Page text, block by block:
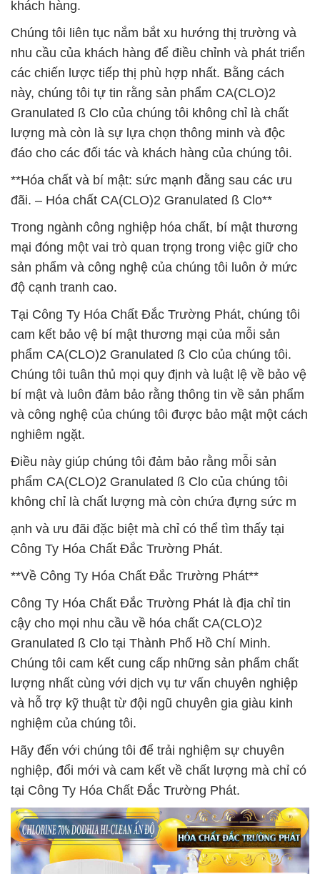
khách hàng.
Chúng tôi liên tục nắm bắt xu hướng thị trường và
nhu cầu của khách hàng để điều chỉnh và phát triển
các chiến lược tiếp thị phù hợp nhất. Bằng cách
này, chúng tôi tự tin rằng sản phẩm CA(CLO)2
Granulated ß Clo của chúng tôi không chỉ là chất
lượng mà còn là sự lựa chọn thông minh và độc
đáo cho các đối tác và khách hàng của chúng tôi.
**Hóa chất và bí mật: sức mạnh đằng sau các ưu
đãi. – Hóa chất CA(CLO)2 Granulated ß Clo**
Trong ngành công nghiệp hóa chất, bí mật thương
mại đóng một vai trò quan trọng trong việc giữ cho
sản phẩm và công nghệ của chúng tôi luôn ở mức
độ cạnh tranh cao.
Tại Công Ty Hóa Chất Đắc Trường Phát, chúng tôi
cam kết bảo vệ bí mật thương mại của mỗi sản
phẩm CA(CLO)2 Granulated ß Clo của chúng tôi.
Chúng tôi tuân thủ mọi quy định và luật lệ về bảo vệ
bí mật và luôn đảm bảo rằng thông tin về sản phẩm
và công nghệ của chúng tôi được bảo mật một cách
nghiêm ngặt.
Điều này giúp chúng tôi đảm bảo rằng mỗi sản
phẩm CA(CLO)2 Granulated ß Clo của chúng tôi
không chỉ là chất lượng mà còn chứa đựng sức m
ạnh và ưu đãi đặc biệt mà chỉ có thể tìm thấy tại
Công Ty Hóa Chất Đắc Trường Phát.
**Về Công Ty Hóa Chất Đắc Trường Phát**
Công Ty Hóa Chất Đắc Trường Phát là địa chỉ tin
cậy cho mọi nhu cầu về hóa chất CA(CLO)2
Granulated ß Clo tại Thành Phố Hồ Chí Minh.
Chúng tôi cam kết cung cấp những sản phẩm chất
lượng nhất cùng với dịch vụ tư vấn chuyên nghiệp
và hỗ trợ kỹ thuật từ đội ngũ chuyên gia giàu kinh
nghiệm của chúng tôi.
Hãy đến với chúng tôi để trải nghiệm sự chuyên
nghiệp, đổi mới và cam kết về chất lượng mà chỉ có
tại Công Ty Hóa Chất Đắc Trường Phát.